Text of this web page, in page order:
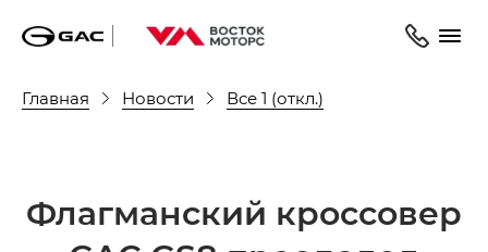
Главная Новости Все 1 (откл.)
Флагманский кроссовер